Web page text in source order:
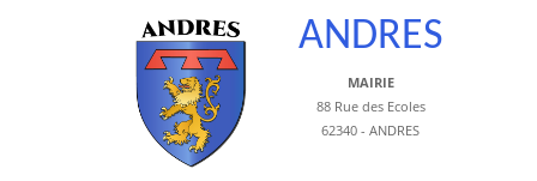
ANDRES
MAIRIE
88 Rue des Ecoles
62340 - ANDRES